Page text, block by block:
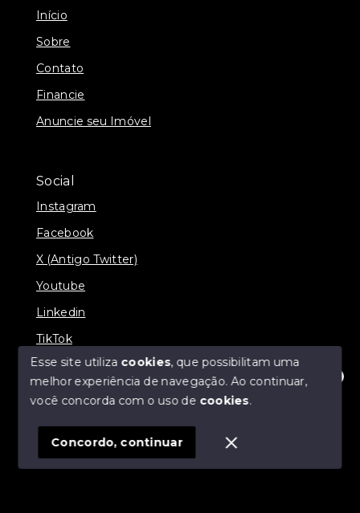
Olá! Estamos disponíveis para te ajudar.
Início
Sobre
Contato
Financie
Anuncie seu Imóvel
Social
Instagram
Facebook
X (Antigo Twitter)
Youtube
Linkedin
TikTok
© Copyright 2026 - J & L Empreendimentos
SITE PARA IMOBILIARIA
Esse site utiliza cookies, que possibilitam uma
melhor experiência de navegação.Ao continuar,
você concorda com o uso de cookies.
Concordo, continuar